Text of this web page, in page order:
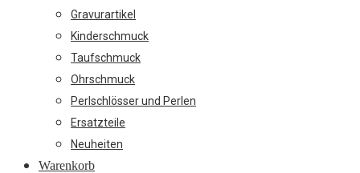
Gravurartikel
Kinderschmuck
Taufschmuck
Ohrschmuck
Perlschlösser und Perlen
Ersatzteile
Neuheiten
Warenkorb